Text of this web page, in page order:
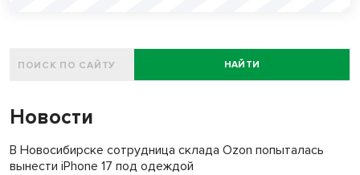
НАЙТИ
Новости
В Новосибирске сотрудница склада Ozon попыталась
вынести iPhone 17 под одеждой